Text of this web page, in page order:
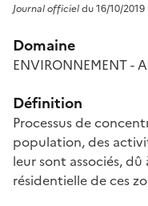
Journal officieldu 16/10/2019
Domaine
ENVIRONNEMENT -
Définition
Processus de
population, des
leur sont associés,
résidentielle de ces